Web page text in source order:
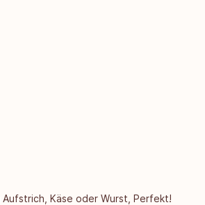
Käse oder Wurst, Perfekt!